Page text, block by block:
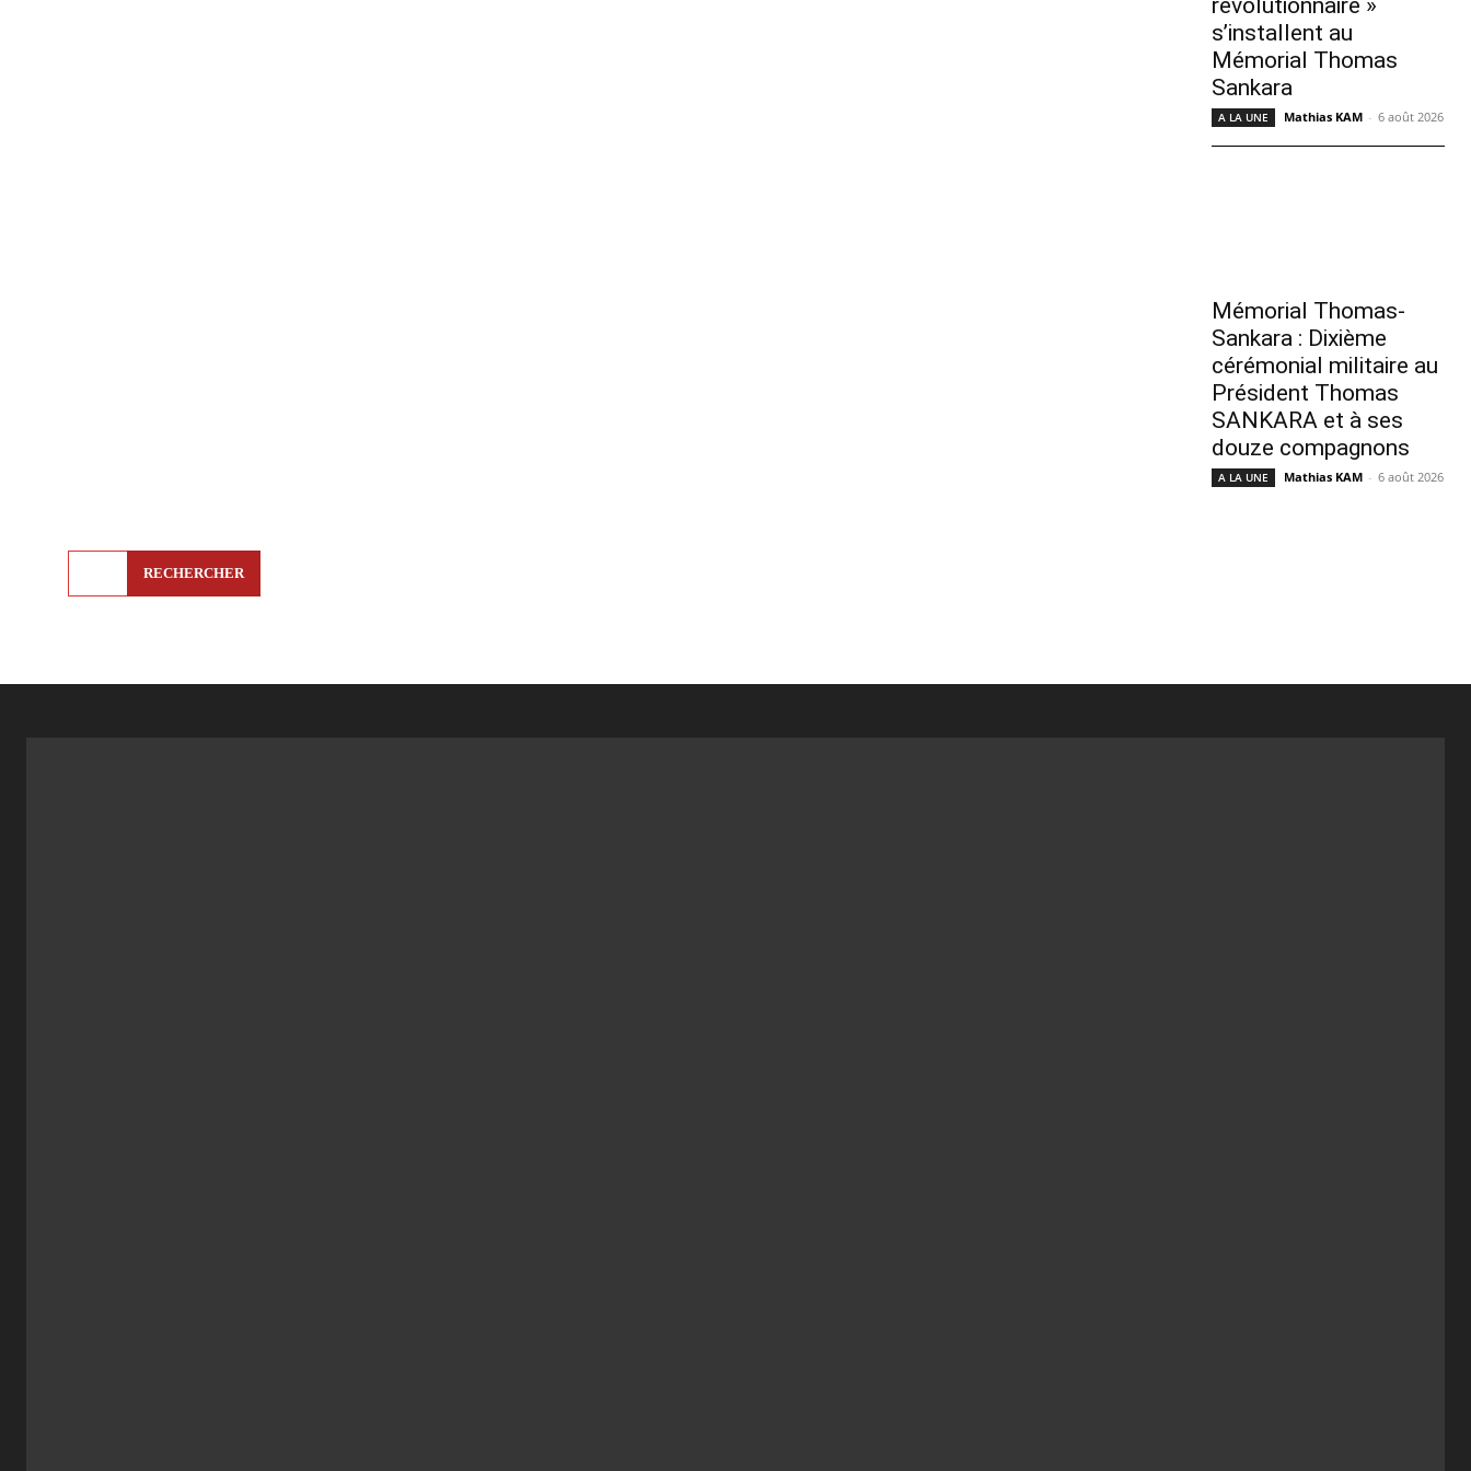
RECHERCHER
révolutionnaire »
s’installent au
Mémorial Thomas
Sankara
A LA UNE Mathias KAM - 6 août 2026
Mémorial Thomas-
Sankara : Dixième
cérémonial militaire au
Président Thomas
SANKARA et à ses
douze compagnons
A LA UNE Mathias KAM - 6 août 2026